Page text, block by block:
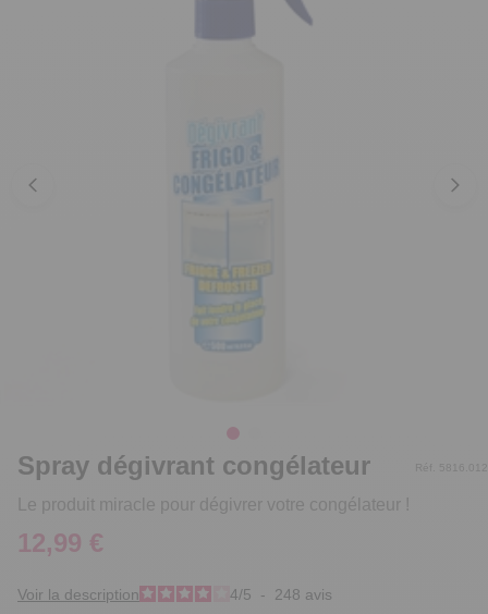
Spray dégivrant congélateur
Le produit miracle pour dégivrer votre congélateur !
Réf. 5816.012
12,99 €
Voir la description 4/5 - 248 avis